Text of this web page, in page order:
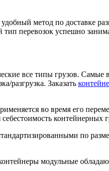
метод по доставке
тип перевозок успешно
все типы грузов. Самые
разгрузка. Заказать
во время его
контейнерных
по
модульные